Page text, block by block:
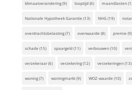
klimaatverandering(9) looptijd(6) maandlasten
Nationale Hypotheek Garantie (13) NHG(19)
overdrachtsbelasting(7) overwaarde (8) premie (9)
schade (15) spaargeld(11) verbouwen(10)
verzekeraar(6) verzekering(12) verzekeringen(13)
woning(7) woningmarkt(9) WOZ-waarde (10)